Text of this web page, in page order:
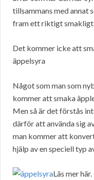
tillsammans med annat
fram ett riktigt smakligt
Det kommer icke att
äppelsyra
Något som man som
kommer att smaka
Men så är det förstås
därför att använda sig
man kommer att
hjälp av en speciell typ
Läs mer här.